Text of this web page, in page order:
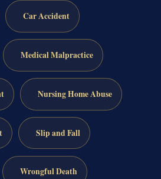
Car Accident
Medical Malpractice
Nursing Home Abuse
Slip and Fall
Wrongful Death